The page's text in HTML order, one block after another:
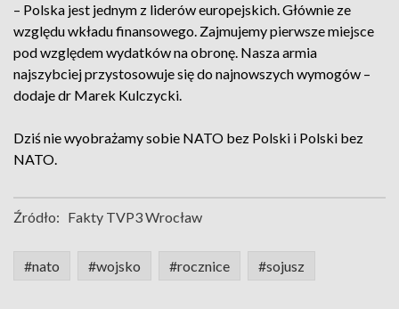
– Polska jest jednym z liderów europejskich. Głównie ze
względu wkładu finansowego. Zajmujemy pierwsze miejsce
pod względem wydatków na obronę. Nasza armia
najszybciej przystosowuje się do najnowszych wymogów –
dodaje dr Marek Kulczycki.
Dziś nie wyobrażamy sobie NATO bez Polski i Polski bez
NATO.
Źródło: Fakty TVP3 Wrocław
#nato #wojsko #rocznice #sojusz